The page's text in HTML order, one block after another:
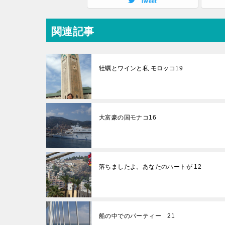
関連記事
牡蠣とワインと私 モロッコ19
大富豪の国モナコ16
落ちましたよ。あなたのハートが 12
船の中でのパーティー 21